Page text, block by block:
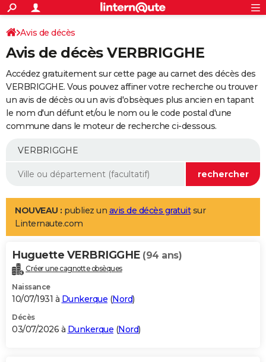
ACTUALITÉS
Politique
Société
Faits Divers
Education
Monde
Villes
+
SPORT
Coupe du monde 2026
Football
Tennis
Cyclisme
Rugby
Forum
Programme TV
TNT
Streaming
Cinéma
Sorties cinéma
Musique
+
FINANCE
Impôts
Immobilier
Risques naturels par ville
Banque
Assurance
Crédit
AUTO
Essais
Réserver un essai
Citadines
Berlines
SUV
Forum auto
+
Mobiles
Meilleur smartphone
Internet
Ordinateurs
Jeux vidéo
Guide high-tech
Aménagement intérieur
LIFESTYLE
Art de vivre
Bien-être
Loisirs
Mode
Modes de vie
Alimentation
Guide de la santé
Maladies
Médicaments
Sommeil
VOYAGE
Destinations
City break
Voyage nature
Voyage de noces
Forum
Climat
+PHOTO
GUIDES D'ACHAT
BONS PLANS
Avis de décès
Avis de décès VERBRIGGHE
Accédez gratuitement sur cette page au carnet des décès des
VERBRIGGHE. Vous pouvez affiner votre recherche ou trouver
un avis de décès ou un avis d'obsèques plus ancien en tapant
le nom d'un défunt et/ou le nom ou le code postal d'une
commune dans le moteur de recherche ci-dessous.
NOUVEAU : publiez un avis de décès gratuitsur
Linternaute.com
Huguette VERBRIGGHE (94 ans)
Créer une cagnotte obsèques
Naissance
10/07/1931 à Dunkerque (Nord)
Décès
03/07/2026 à Dunkerque (Nord)